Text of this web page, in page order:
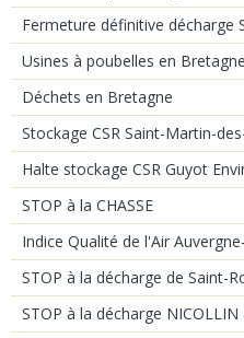
Fermeture définitive décharge
Usines à poubelles en Bretagne
Déchets en Bretagne
Stockage CSR Saint-Martin-
Halte stockage CSR Guyot
STOP à la CHASSE
Indice Qualité de l'Air
STOP à la décharge de Saint-
STOP à la décharge